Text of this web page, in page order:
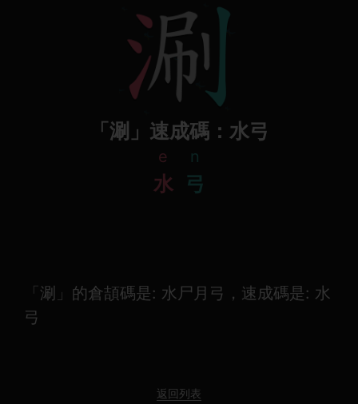
「涮」速成碼：水弓
e
水
n
弓
「涮」的倉頡碼是: 水尸月弓，速成碼是: 水
弓
返回列表